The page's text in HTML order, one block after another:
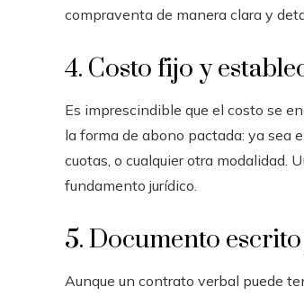
compraventa de manera clara y
4. Costo fijo y
Es imprescindible que el costo se
la forma de abono pactada: ya sea
cuotas, o cualquier otra modalidad.
fundamento jurídico.
5. Documento
Aunque un contrato verbal puede